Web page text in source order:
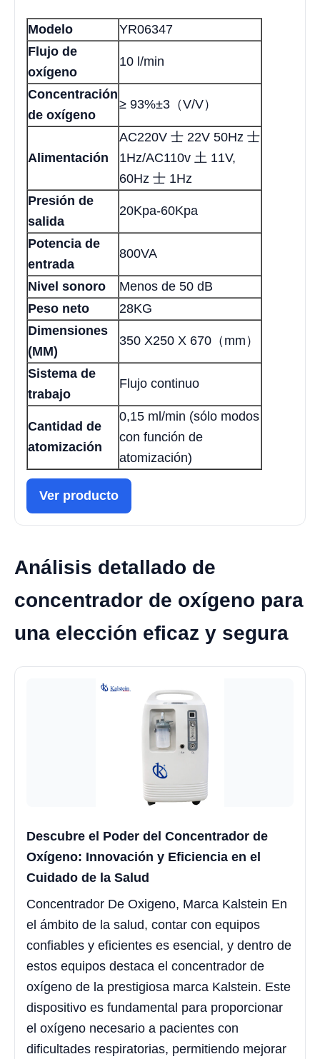
Modelo
YR06347
Flujo de
oxígeno
10 l/min
Concentración
de oxígeno
≥ 93%±3（V/V）
Alimentación
AC220V 士 22V 50Hz 士
1Hz/AC110v 土 11V,
60Hz 士 1Hz
Presión de
salida
20Kpa-60Kpa
Potencia de
entrada
800VA
Nivel sonoro
Menos de 50 dB
Peso neto
28KG
Dimensiones
(MM)
350 X250 X 670（mm）
Sistema de
trabajo
Flujo continuo
Cantidad de
atomización
0,15 ml/min (sólo modos
con función de
atomización)
Ver producto
Análisis detallado de
concentrador de oxígeno para
una elección eficaz y segura
Descubre el Poder del Concentrador de
Oxígeno: Innovación y Eficiencia en el
Cuidado de la Salud
Concentrador De Oxigeno, Marca Kalstein En
el ámbito de la salud, contar con equipos
confiables y eficientes es esencial, y dentro de
estos equipos destaca el concentrador de
oxígeno de la prestigiosa marca Kalstein. Este
dispositivo es fundamental para proporcionar
el oxígeno necesario a pacientes con
dificultades respiratorias, permitiendo mejorar